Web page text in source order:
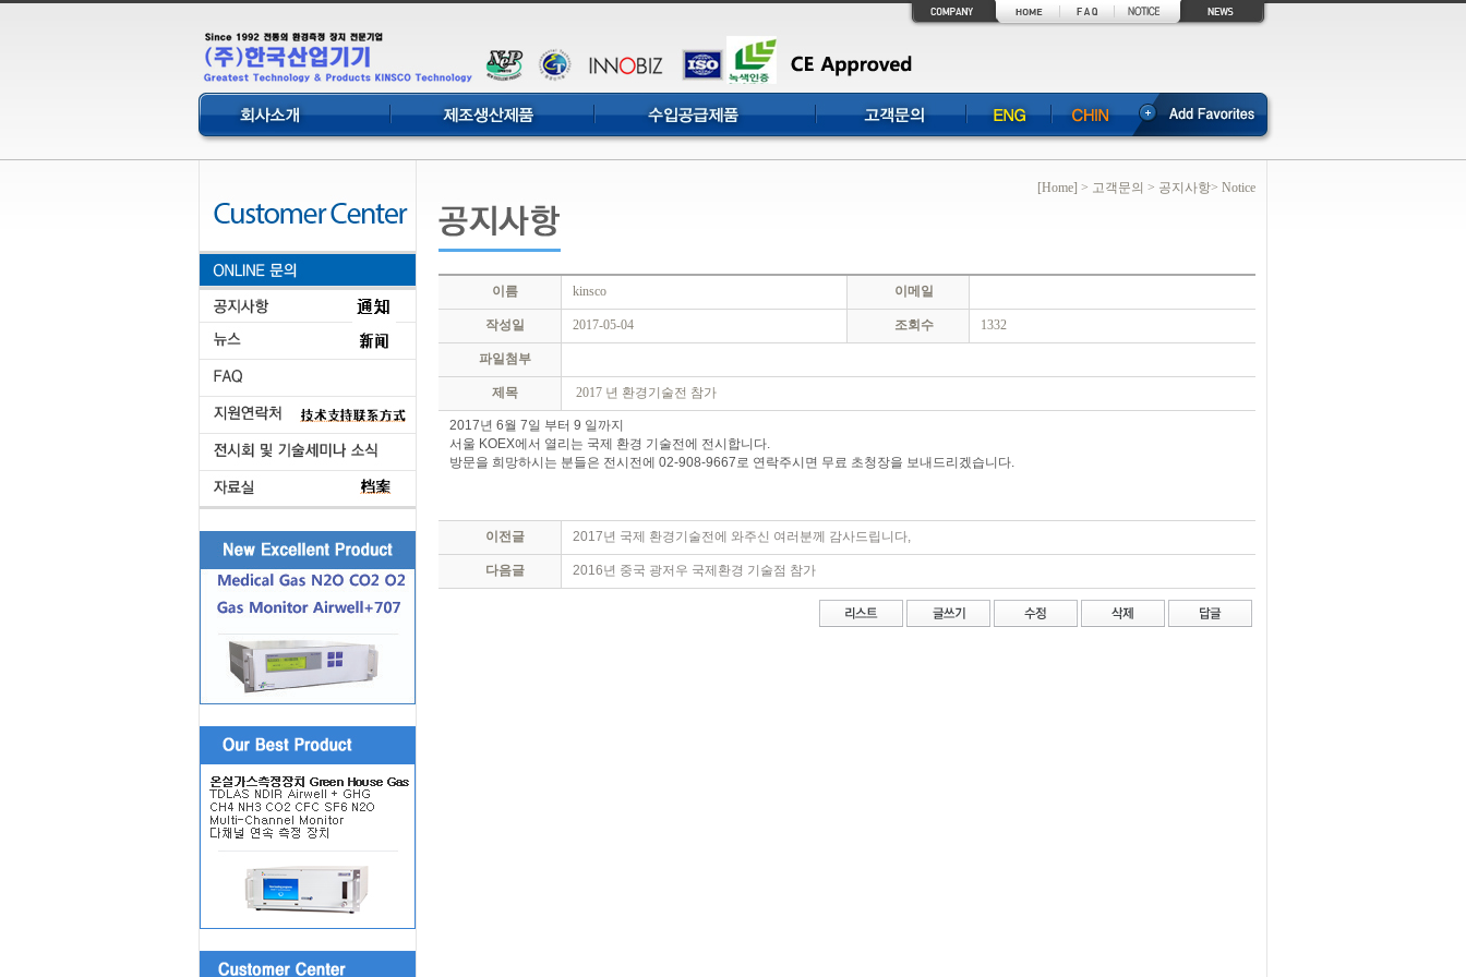
[Home] > 고객문의 > 공지사항> Notice
이름 kinsco 이메일
작성일 2017-05-04 조회수 1332
파일첨부
제목 2017 년 환경기술전 참가
2017년 6월 7일 부터 9 일까지
서울 KOEX에서 열리는 국제 환경 기술전에 전시합니다.
방문을 희망하시는 분들은 전시전에 02-908-9667로 연락주시면 무료 초청장을 보내드리겠습니다.
이전글 2017년 국제 환경기술전에 와주신 여러분께 감사드립니다,
다음글 2016년 중국 광저우 국제환경 기술점 참가